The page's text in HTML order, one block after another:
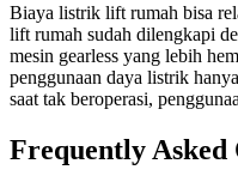
Biaya listrik lift rumah bisa
lift rumah sudah dilengkapi
mesin gearless yang lebih
penggunaan daya listrik
saat tak beroperasi,
Frequently Asked